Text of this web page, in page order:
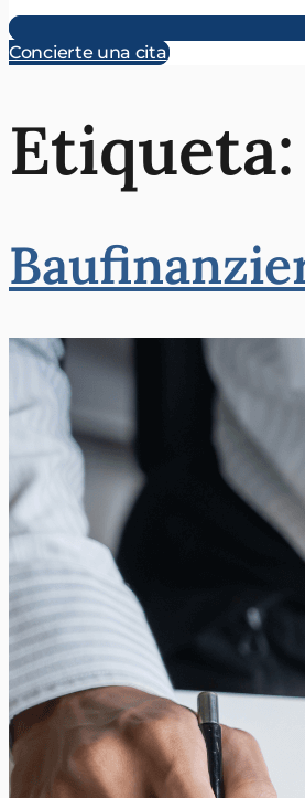
Concierte una cita
Etiqueta: